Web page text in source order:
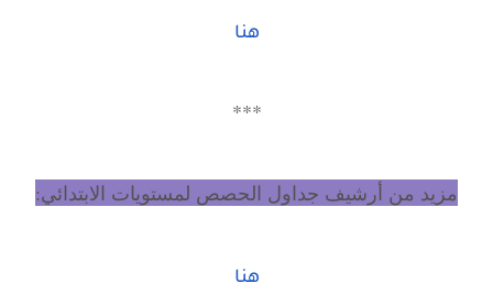
هنا
***
مزيد من أرشيف جداول الحصص لمستويات الابتدائي:
هنا